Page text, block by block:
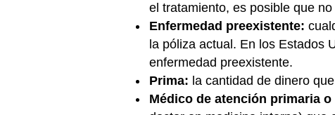
el tratamiento, es posible que
Enfermedad preexistente:
la póliza actual. En los Estados
enfermedad preexistente.
Prima: la cantidad de dinero
Médico de atención primaria